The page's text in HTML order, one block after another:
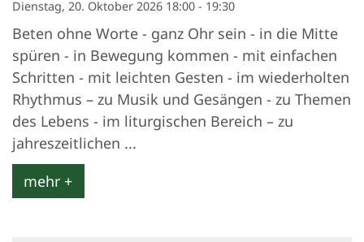
Dienstag, 20. Oktober 2026 18:00 - 19:30
Beten ohne Worte - ganz Ohr sein - in die Mitte
spüren - in Bewegung kommen - mit einfachen
Schritten - mit leichten Gesten - im wiederholten
Rhythmus – zu Musik und Gesängen - zu Themen
des Lebens - im liturgischen Bereich – zu
jahreszeitlichen ...
mehr +